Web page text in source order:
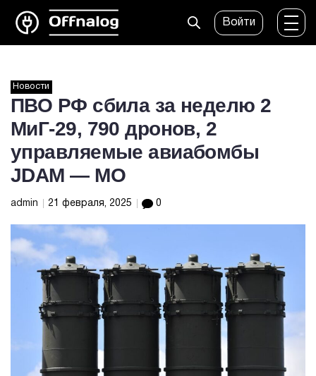
Войти
Новости
ПВО РФ сбила за неделю 2
МиГ-29, 790 дронов, 2
управляемые авиабомбы
JDAM — МО
admin 21 февраля, 2025 0